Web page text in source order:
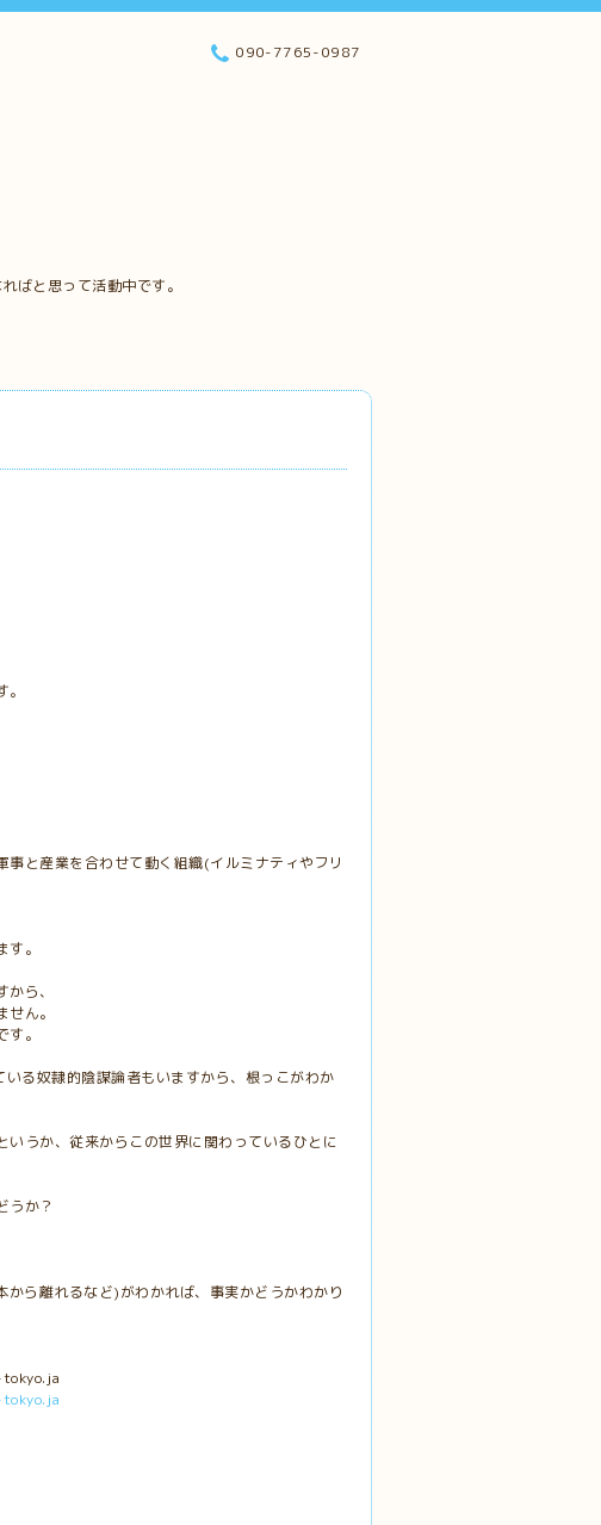
ばと思って活動中です。
090-7765-0987
と産業を合わせて動く組織(イルミナティやフリ
。
ら、
ん。
。
る奴隷的陰謀論者もいますから、根っこがわか
うか、従来からこの世界に関わっているひとに
うか？
ら離れるなど)がわかれば、事実かどうかわかり